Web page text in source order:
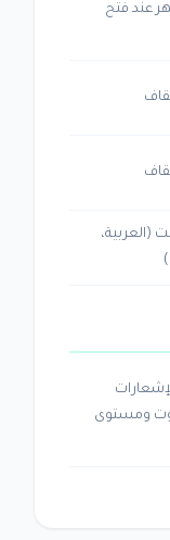
عند فتح
(العربية،
ومستوى